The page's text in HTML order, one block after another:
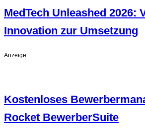
MedTech Unleashed 2026:
Innovation zur Umsetzung
Anzeige
Kostenloses
Rocket BewerberSuite